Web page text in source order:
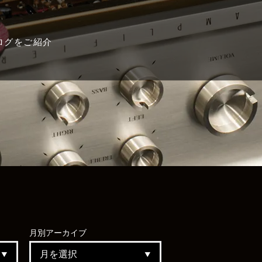
グをご紹介
月別 アーカイブ